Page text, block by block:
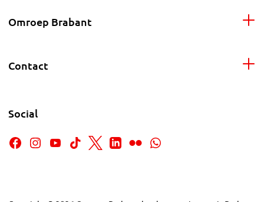
Omroep Brabant
Contact
Social